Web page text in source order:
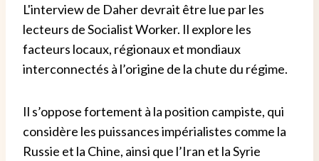
L'interview de Daher devrait être lue par les
lecteurs de Socialist Worker. Il explore les
facteurs locaux, régionaux et mondiaux
interconnectés à l’origine de la chute du régime.
Il s’oppose fortement à la position campiste, qui
considère les puissances impérialistes comme la
Russie et la Chine, ainsi que l’Iran et la Syrie